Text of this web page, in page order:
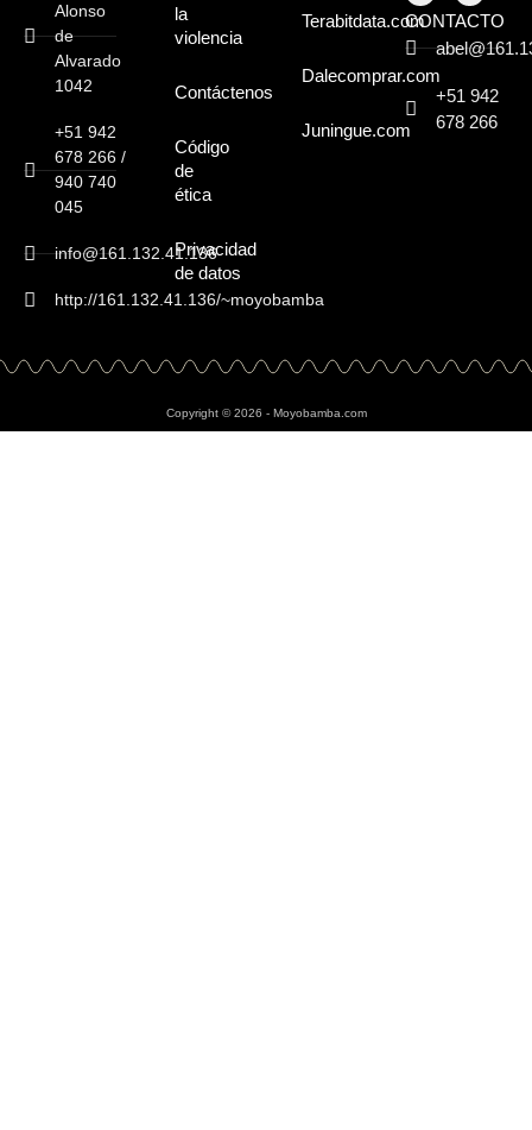
Alonso
de
Alvarado
1042
+51 942
678 266 /
940 740
045
info@161.132.41.136
http://161.132.41.136/~moyobamba
la
violencia
Contáctenos
Código
de
ética
Privacidad
de datos
Terabitdata.com
Dalecomprar.com
Juningue.com
CONTACTO
+51 942
678 266
Copyright © 2026 - Moyobamba.com